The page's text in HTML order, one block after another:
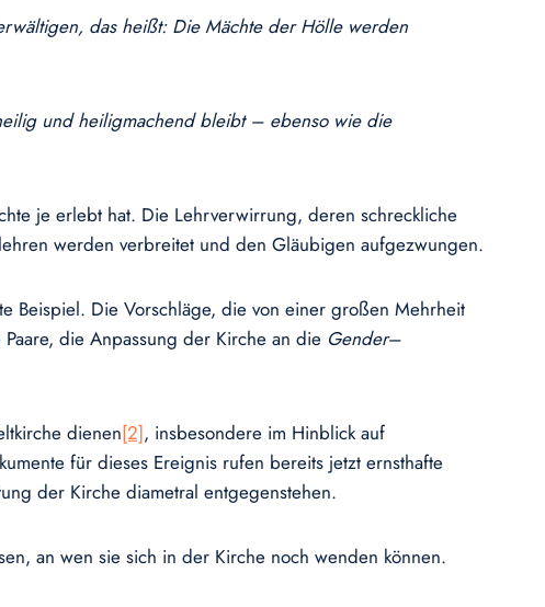
das heißt: Die Mächte der Hölle werden
und heiligmachend bleibt – ebenso wie die
je erlebt hat. Die Lehrverwirrung, deren schreckliche
werden verbreitet und den Gläubigen aufgezwungen.
Beispiel. Die Vorschläge, die von einer großen Mehrheit
die Anpassung der Kirche an die Gender–
dienen[2], insbesondere im Hinblick auf
für dieses Ereignis rufen bereits jetzt ernsthafte
der Kirche diametral entgegenstehen.
an wen sie sich in der Kirche noch wenden können.